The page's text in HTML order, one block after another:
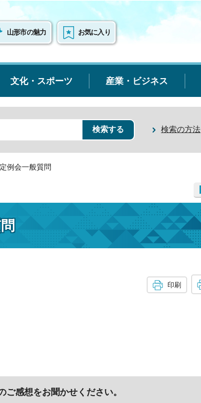
山形市の魅力 お気に入り
文化・スポーツ 産業・ビジネス
検索の方法
例会一般質問
印刷
感想をお聞かせください。